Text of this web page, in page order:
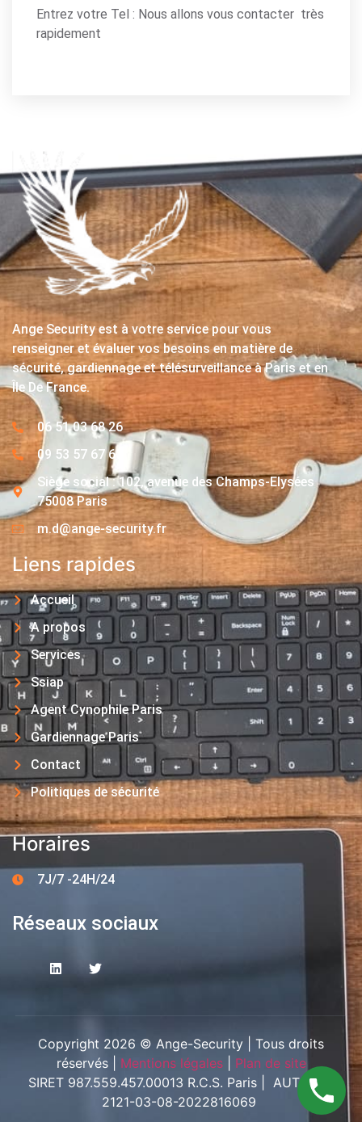
Entrez votre Tel : Nous allons vous contacter très
rapidement
Ange Security est à votre service pour vous
renseigner et évaluer vos besoins en matière de
sécurité, gardiennage et télésurveillance à Paris et en
Île De France.
06 51 03 68 26
09 53 57 67 63
Siège social : 102, avenue des Champs-Elysées
75008 Paris
m.d@ange-security.fr
Liens rapides
Accueil
A propos
Services
Ssiap
Agent Cynophile Paris
Gardiennage Paris
Contact
Politiques de sécurité
Horaires
7J/7 -24H/24
Réseaux sociaux
Copyright 2026 © Ange-Security | Tous droits
réservés | Mentions légales| Plan de site
SIRET 987.559.457.00013 R.C.S. Paris | AUT-094-
2121-03-08-2022816069